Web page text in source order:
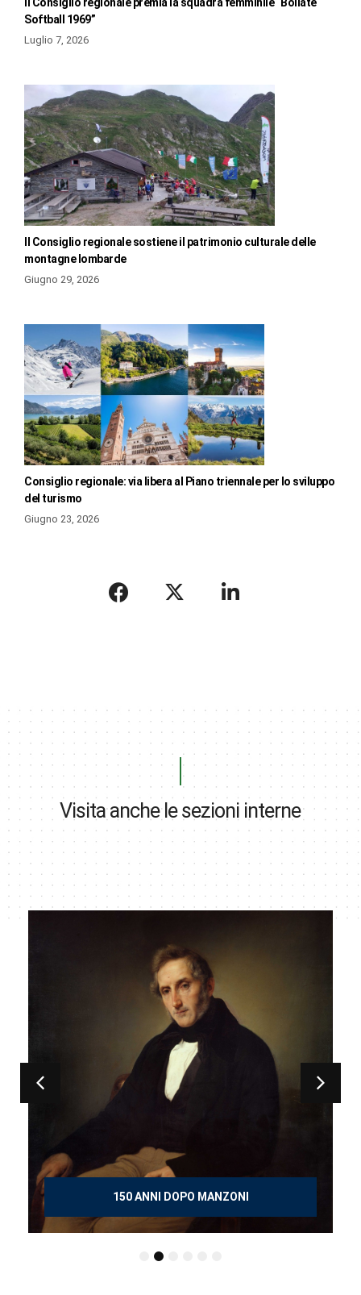
Softball 1969”
Luglio 7, 2026
Il Consiglio regionale sostiene il patrimonio culturale delle
montagne lombarde
Giugno 29, 2026
Consiglio regionale: via libera al Piano triennale per lo sviluppo
del turismo
Giugno 23, 2026
Visita anche le sezioni interne
150 ANNI DOPO MANZONI